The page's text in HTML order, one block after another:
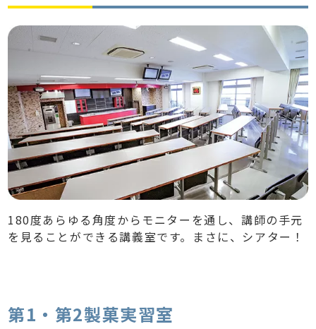
180度あらゆる角度からモニターを通し、講師の手元
を見ることができる講義室です。まさに、シアター！
第1・第2製菓実習室